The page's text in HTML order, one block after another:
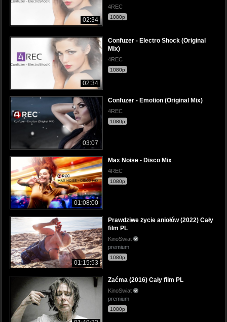
02:34
4REC
1080p
02:34
Confuzer - Electro Shock (Original
Mix)
4REC
1080p
03:07
Confuzer - Emotion (Original Mix)
4REC
1080p
01:08:00
Max Noise - Disco Mix
4REC
1080p
01:15:53
Prawdziwe życie aniołów (2022) Cały
film PL
KinoSwiat
premium
1080p
Zaćma (2016) Cały film PL
KinoSwiat
premium
1080p